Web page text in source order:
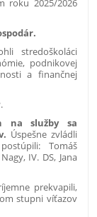
stredoškoláci
podnikovej
a finančnej
na služby sa
Úspešne zvládli
Tomáš
IV. DS, Jana
prekvapili,
stupni víťazov